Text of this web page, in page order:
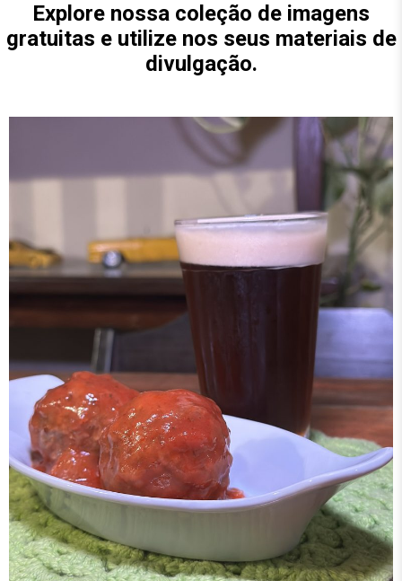
Explore nossa coleção de imagens
gratuitas e utilize nos seus materiais de
divulgação.